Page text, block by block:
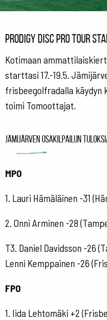
Prodigy Disc Pro Tour
Kotimaan
starttasi 17.-19.5.
frisbeegolfradalla käydyn
toimi Tomoottajat.
Jämijärven osakilpailun
MPO
1. Lauri Hämäläinen -31
2. Onni Arminen -28
T3. Daniel Davidsson -26
Lenni Kemppainen -26
FPO
1. Iida Lehtomäki +2